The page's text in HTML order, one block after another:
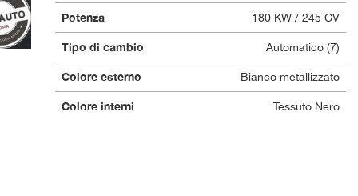
Potenza 180 KW / 245 CV
Tipo di cambio Automatico (7)
Colore esterno Bianco metallizzato
Colore interni Tessuto Nero